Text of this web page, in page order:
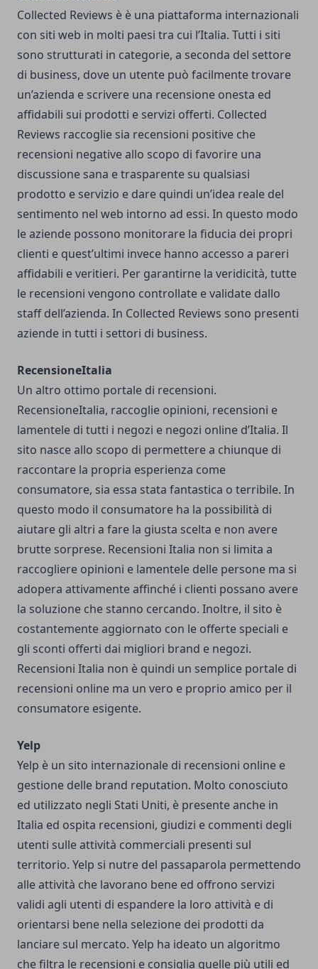
Collected Reviews è è una piattaforma internazionali
con siti web in molti paesi tra cui l’Italia. Tutti i siti
sono strutturati in categorie, a seconda del settore
di business, dove un utente può facilmente trovare
un’azienda e scrivere una recensione onesta ed
affidabili sui prodotti e servizi offerti. Collected
Reviews raccoglie sia recensioni positive che
recensioni negative allo scopo di favorire una
discussione sana e trasparente su qualsiasi
prodotto e servizio e dare quindi un’idea reale del
sentimento nel web intorno ad essi. In questo modo
le aziende possono monitorare la fiducia dei propri
clienti e quest’ultimi invece hanno accesso a pareri
affidabili e veritieri. Per garantirne la veridicità, tutte
le recensioni vengono controllate e validate dallo
staff dell’azienda. In Collected Reviews sono presenti
aziende in tutti i settori di business.
RecensioneItalia
Un altro ottimo portale di recensioni.
RecensioneItalia, raccoglie opinioni, recensioni e
lamentele di tutti i negozi e negozi online d’Italia. Il
sito nasce allo scopo di permettere a chiunque di
raccontare la propria esperienza come
consumatore, sia essa stata fantastica o terribile. In
questo modo il consumatore ha la possibilità di
aiutare gli altri a fare la giusta scelta e non avere
brutte sorprese. Recensioni Italia non si limita a
raccogliere opinioni e lamentele delle persone ma si
adopera attivamente affinché i clienti possano avere
la soluzione che stanno cercando. Inoltre, il sito è
costantemente aggiornato con le offerte speciali e
gli sconti offerti dai migliori brand e negozi.
Recensioni Italia non è quindi un semplice portale di
recensioni online ma un vero e proprio amico per il
consumatore esigente.
Yelp
Yelp è un sito internazionale di recensioni online e
gestione delle brand reputation. Molto conosciuto
ed utilizzato negli Stati Uniti, è presente anche in
Italia ed ospita recensioni, giudizi e commenti degli
utenti sulle attività commerciali presenti sul
territorio. Yelp si nutre del passaparola permettendo
alle attività che lavorano bene ed offrono servizi
validi agli utenti di espandere la loro attività e di
orientarsi bene nella selezione dei prodotti da
lanciare sul mercato. Yelp ha ideato un algoritmo
che filtra le recensioni e consiglia quelle più utili ed